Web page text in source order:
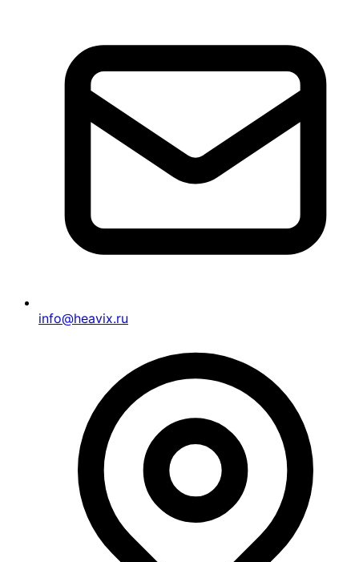
info@heavix.ru